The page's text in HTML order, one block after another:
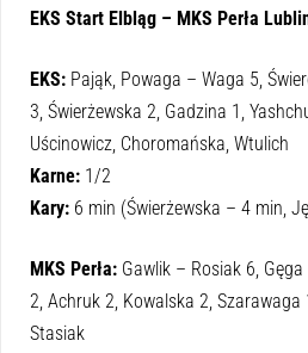
EKS Start Elbląg – MKS Perła
EKS: Pająk, Powaga – Waga 5,
3, Świerżewska 2, Gadzina 1,
Uścinowicz, Choromańska, Wtulich
Karne: 1/2
Kary: 6 min (Świerżewska – 4 min,
MKS Perła: Gawlik – Rosiak 6,
2, Achruk 2, Kowalska 2,
Stasiak